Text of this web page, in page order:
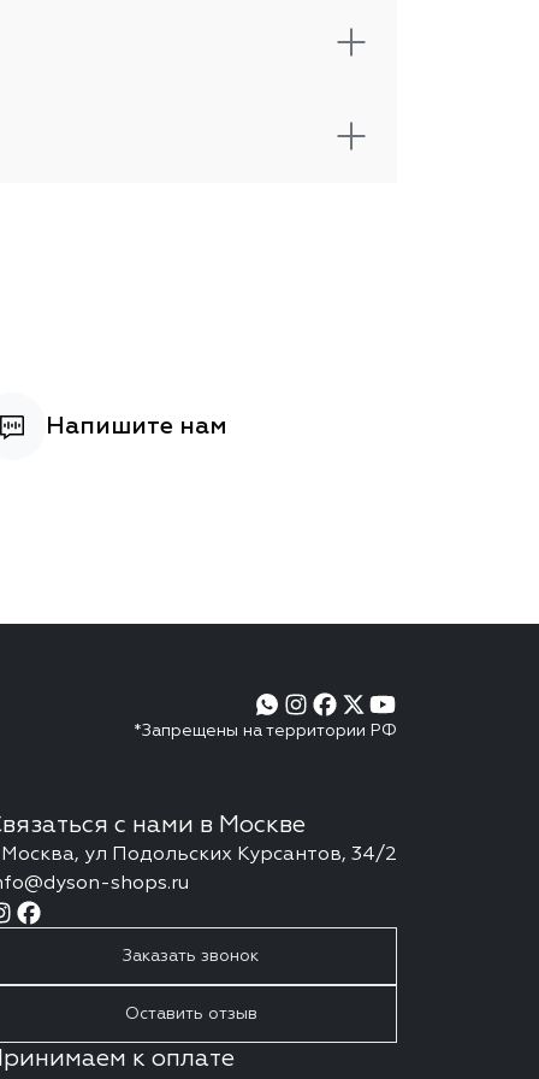
Напишите нам
*Запрещены на территории РФ
с нами в Москве
Москва, ул Подольских Курсантов, 34/2
shops.ru
Заказать звонок
Оставить отзыв
к оплате